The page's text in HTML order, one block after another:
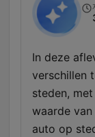
In deze
verschillen
steden,
waarde
auto op